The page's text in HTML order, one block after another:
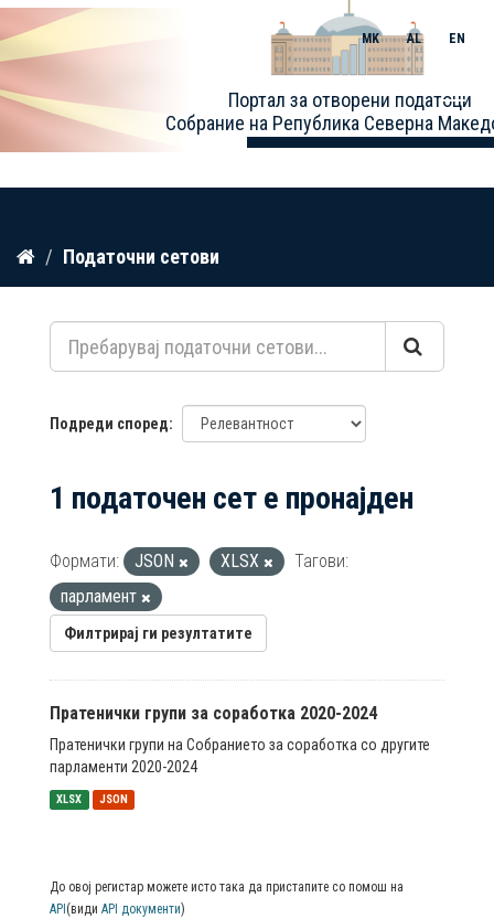
Прескокнете
содржина
Портал за отворени податоци
Собрание на Република Северна
MK AL EN
Toggle
Податочни сетови
Подреди според
1 податочен сет е пронајден
Формати: JSON XLSX
Тагови:
парламент
Филтрирај ги резултатите
Пратенички групи за соработка 2020-2024
Пратенички групи на Собранието за соработка со другите
парламенти 2020-2024
XLSX JSON
До овој регистар можете исто така да пристапите со помош на
API (види API документи)